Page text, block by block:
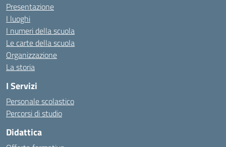
Presentazione
I luoghi
I numeri della scuola
Le carte della scuola
Organizzazione
La storia
I Servizi
Personale scolastico
Percorsi di studio
Didattica